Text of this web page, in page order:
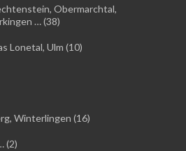
Obermarchtal,
… (38)
Lonetal, Ulm (10)
Winterlingen (16)
(2)